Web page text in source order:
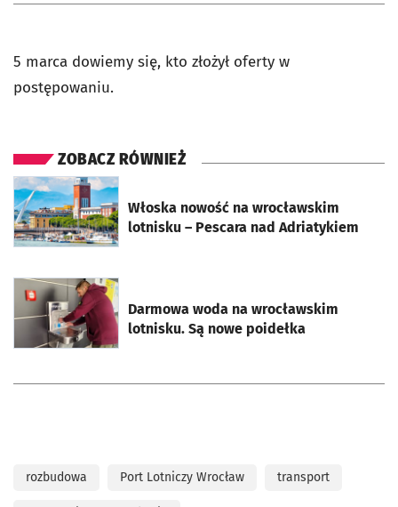
5 marca dowiemy się, kto złożył oferty w
postępowaniu.
ZOBACZ RÓWNIEŻ
Włoska nowość na wrocławskim
lotnisku – Pescara nad Adriatykiem
otworzy się w nowej karcie
Darmowa woda na wrocławskim
lotnisku. Są nowe poidełka
otworzy się w nowej karcie
rozbudowa Port Lotniczy Wrocław transport